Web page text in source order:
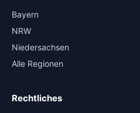
Bayern
NRW
Niedersachsen
Alle Regionen
Rechtliches